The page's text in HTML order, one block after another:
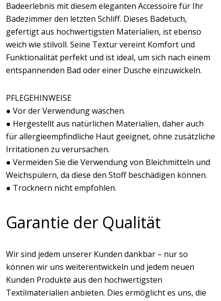
Badeerlebnis mit diesem eleganten Accessoire für Ihr
Badezimmer den letzten Schliff. Dieses Badetuch,
gefertigt aus hochwertigsten Materialien, ist ebenso
weich wie stilvoll. Seine Textur vereint Komfort und
Funktionalität perfekt und ist ideal, um sich nach einem
entspannenden Bad oder einer Dusche einzuwickeln.
PFLEGEHINWEISE
● Vor der Verwendung waschen.
● Hergestellt aus natürlichen Materialien, daher auch
für allergieempfindliche Haut geeignet, ohne zusätzliche
Irritationen zu verursachen.
● Vermeiden Sie die Verwendung von Bleichmitteln und
Weichspülern, da diese den Stoff beschädigen können.
● Trocknern nicht empfohlen.
Garantie der Qualität
Wir sind jedem unserer Kunden dankbar – nur so
können wir uns weiterentwickeln und jedem neuen
Kunden Produkte aus den hochwertigsten
Textilmaterialien anbieten. Dies ermöglicht es uns, die